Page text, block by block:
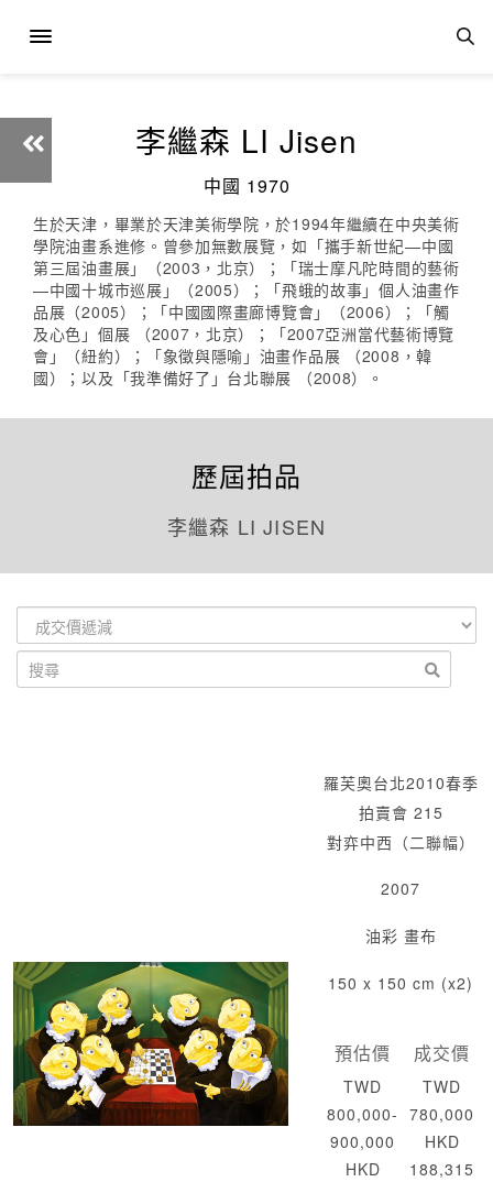
李繼森 LI Jisen
中國 1970
生於天津，畢業於天津美術學院，於1994年繼續在中央美術
學院油畫系進修。曾參加無數展覽，如「攜手新世紀—中國
第三屆油畫展」（2003，北京）；「瑞士摩凡陀時間的藝術
—中國十城市巡展」（2005）；「飛蛾的故事」個人油畫作
品展（2005）；「中國國際畫廊博覽會」（2006）；「觸
及心色」個展 （2007，北京）；「2007亞洲當代藝術博覽
會」（紐約）；「象徵與隱喻」油畫作品展 （2008，韓
國）；以及「我準備好了」台北聯展 （2008）。
歷屆拍品
李繼森 LI JISEN
羅芙奧台北2010春季
拍賣會 215
對弈中西（二聯幅）
2007
油彩 畫布
150 x 150 cm (x2)
預估價
TWD
800,000-
900,000
HKD
成交價
TWD
780,000
HKD
188,315